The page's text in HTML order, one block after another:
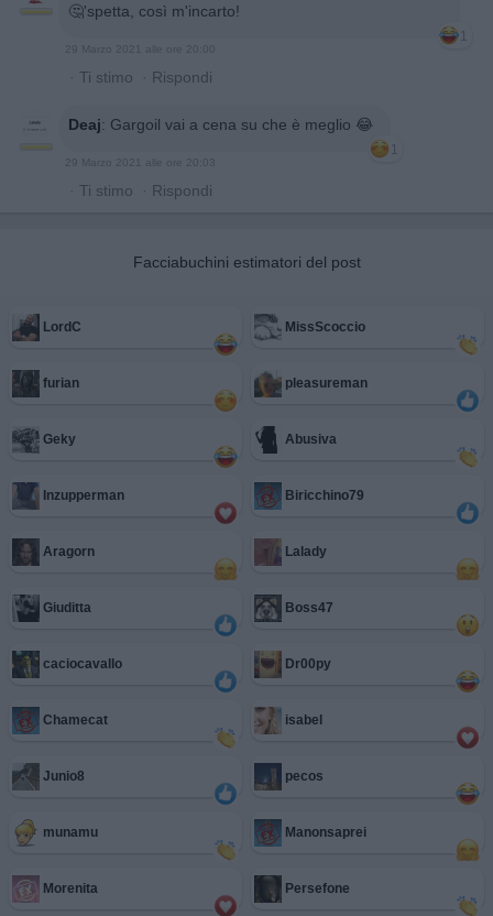
🤔'spetta, così m'incarto!
1
29 Marzo 2021 alle ore 20:00
· Ti stimo · Rispondi
Deaj: Gargoil vai a cena su che è meglio 😂
1
29 Marzo 2021 alle ore 20:03
· Ti stimo · Rispondi
Facciabuchini estimatori del post
LordC MissScoccio
furian pleasureman
Geky Abusiva
Inzupperman Biricchino79
Aragorn Lalady
Giuditta Boss47
caciocavallo Dr00py
Chamecat isabel
Junio8 pecos
munamu Manonsaprei
Morenita Persefone